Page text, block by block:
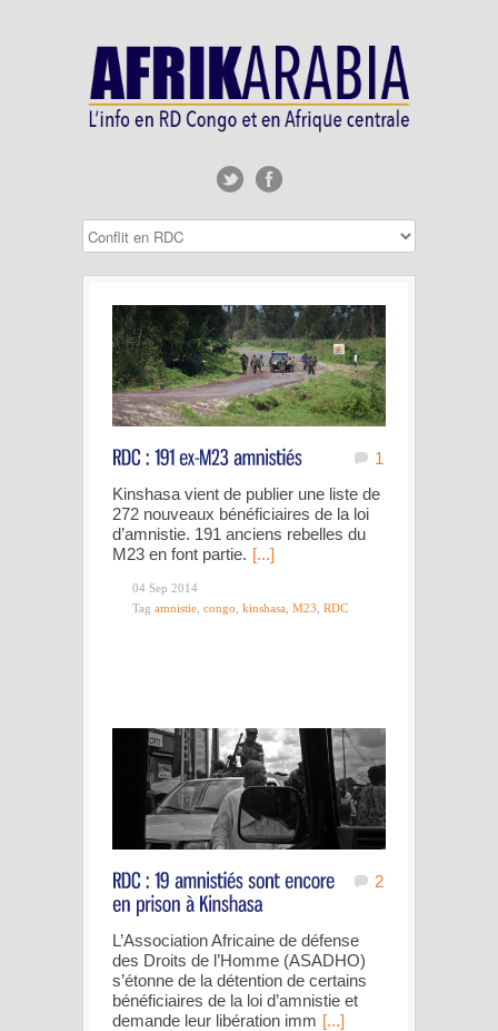
1
Kinshasa vient de publier une liste de
272 nouveaux bénéficiaires de la loi
d’amnistie. 191 anciens rebelles du
M23 en font partie. [...]
04 Sep 2014
Tag amnistie congo kinshasa M23 RDC
2
L’Association Africaine de défense
des Droits de l’Homme (ASADHO)
s’étonne de la détention de certains
bénéficiaires de la loi d’amnistie et
demande leur libération imm [...]